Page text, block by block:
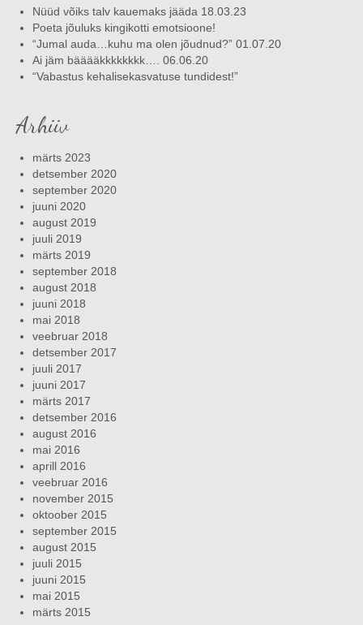
Nüüd võiks talv kauemaks jääda 18.03.23
Poeta jõuluks kingikotti emotsioone!
“Jumal auda…kuhu ma olen jõudnud?” 01.07.20
Ai jäm bääääkkkkkkkk…. 06.06.20
“Vabastus kehalisekasvatuse tundidest!”
Arhiiv
märts 2023
detsember 2020
september 2020
juuni 2020
august 2019
juuli 2019
märts 2019
september 2018
august 2018
juuni 2018
mai 2018
veebruar 2018
detsember 2017
juuli 2017
juuni 2017
märts 2017
detsember 2016
august 2016
mai 2016
aprill 2016
veebruar 2016
november 2015
oktoober 2015
september 2015
august 2015
juuli 2015
juuni 2015
mai 2015
märts 2015